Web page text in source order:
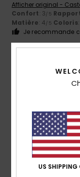
Afficher original -
Confort: 3/5
Matière: 4/5 Coloris
Je recommande
coupe au top
Confort: 5/5
Matière: 5/5 Coloris
Je recommande
US SHIPPING